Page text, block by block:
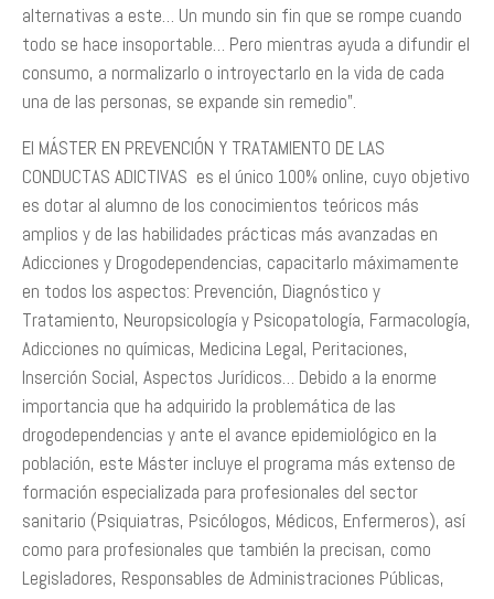
alternativas a este… Un mundo sin fin que se rompe cuando
todo se hace insoportable… Pero mientras ayuda a difundir el
consumo, a normalizarlo o introyectarlo en la vida de cada
una de las personas, se expande sin remedio”.
El MÁSTER EN PREVENCIÓN Y TRATAMIENTO DE LAS
CONDUCTAS ADICTIVAS es el único 100% online, cuyo objetivo
es dotar al alumno de los conocimientos teóricos más
amplios y de las habilidades prácticas más avanzadas en
Adicciones y Drogodependencias, capacitarlo máximamente
en todos los aspectos: Prevención, Diagnóstico y
Tratamiento, Neuropsicología y Psicopatología, Farmacología,
Adicciones no químicas, Medicina Legal, Peritaciones,
Inserción Social, Aspectos Jurídicos… Debido a la enorme
importancia que ha adquirido la problemática de las
drogodependencias y ante el avance epidemiológico en la
población, este Máster incluye el programa más extenso de
formación especializada para profesionales del sector
sanitario (Psiquiatras, Psicólogos, Médicos, Enfermeros), así
como para profesionales que también la precisan, como
Legisladores, Responsables de Administraciones Públicas,